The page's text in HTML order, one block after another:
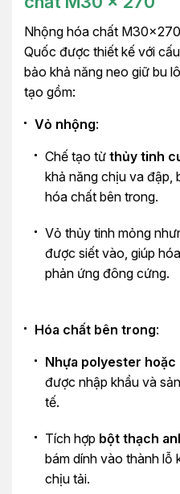
Nhộng hóa chất
Quốc được thiết kế với
bảo khả năng neo giữ bu
tạo gồm:
Vỏ nhộng:
Chế tạo từ thủy tinh
khả năng chịu va đập,
hóa chất bên trong.
Vỏ thủy tinh mỏng
được siết vào, giúp
phản ứng đông cứng.
Hóa chất bên trong:
Nhựa polyester hoặc
được nhập khẩu và
tế.
Tích hợp bột thạch
bám dính vào thành lỗ
chịu tải.